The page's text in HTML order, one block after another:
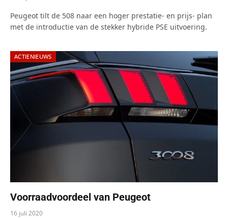
Peugeot tilt de 508 naar een hoger prestatie- en prijs- plan
met de introductie van de stekker hybride PSE uitvoering.
ACTIENIEUWS
Voorraadvoordeel van Peugeot
16 juli 2020